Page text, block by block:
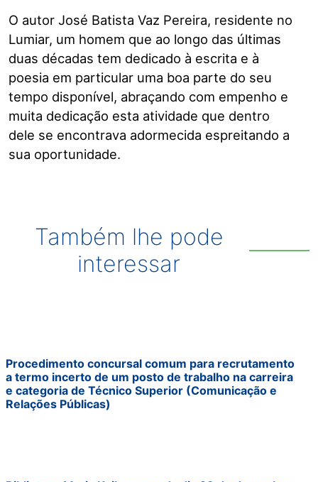
O autor José Batista Vaz Pereira, residente no
Lumiar, um homem que ao longo das últimas
duas décadas tem dedicado à escrita e à
poesia em particular uma boa parte do seu
tempo disponível, abraçando com empenho e
muita dedicação esta atividade que dentro
dele se encontrava adormecida espreitando a
sua oportunidade.
Também lhe pode
interessar
Procedimento concursal comum para recrutamento
a termo incerto de um posto de trabalho na carreira
e categoria de Técnico Superior (Comunicação e
Relações Públicas)